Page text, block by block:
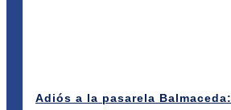
Adiós a la pasarela Balmaceda: